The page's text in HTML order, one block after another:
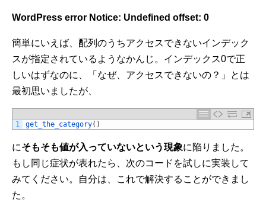
WordPress error Notice: Undefined offset: 0
簡単にいえば、配列のうちアクセスできないインデック
スが指定されているようなかんじ。インデックス0で正
しいはずなのに、「なぜ、アクセスできないの？」とは
最初思いましたが、
1 get_the_category( )
にそもそも値が入っていないという現象に陥りました。
もし同じ症状が表れたら、次のコードを試しに実装して
みてください。自分は、これで解決することができまし
た。